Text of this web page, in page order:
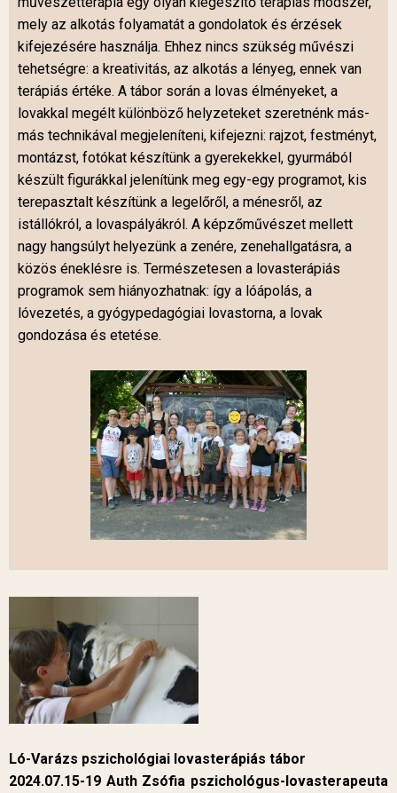
mely az alkotás folyamatát a gondolatok és érzések
kifejezésére használja. Ehhez nincs szükség művészi
tehetségre: a kreativitás, az alkotás a lényeg, ennek van
terápiás értéke. A tábor során a lovas élményeket, a
lovakkal megélt különböző helyzeteket szeretnénk más-
más technikával megjeleníteni, kifejezni: rajzot, festményt,
montázst, fotókat készítünk a gyerekekkel, gyurmából
készült figurákkal jelenítünk meg egy-egy programot, kis
terepasztalt készítünk a legelőről, a ménesről, az
istállókról, a lovaspályákról. A képzőművészet mellett
nagy hangsúlyt helyezünk a zenére, zenehallgatásra, a
közös éneklésre is. Természetesen a lovasterápiás
programok sem hiányozhatnak: így a lóápolás, a
lóvezetés, a gyógypedagógiai lovastorna, a lovak
gondozása és etetése.
Ló-Varázs pszichológiai lovasterápiás tábor
2024.07.15-19 Auth Zsófia pszichológus-lovasterapeuta